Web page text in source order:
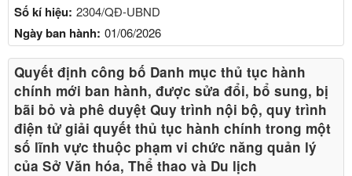
Số kí hiệu: 2304/QĐ-UBND
Ngày ban hành: 01/06/2026
Quyết định công bố Danh mục thủ tục hành
chính mới ban hành, được sửa đổi, bổ sung, bị
bãi bỏ và phê duyệt Quy trình nội bộ, quy trình
điện tử giải quyết thủ tục hành chính trong một
số lĩnh vực thuộc phạm vi chức năng quản lý
của Sở Văn hóa, Thể thao và Du lịch